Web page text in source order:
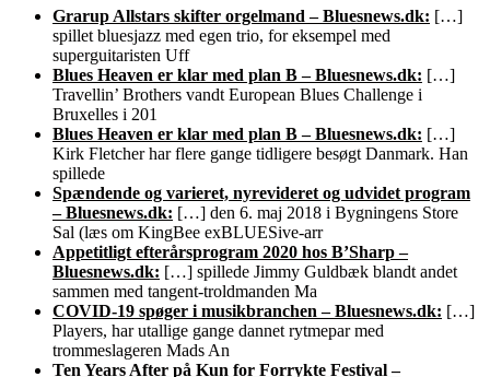
Grarup Allstars skifter orgelmand – Bluesnews.dk: […]
spillet bluesjazz med egen trio, for eksempel med
superguitaristen Uff
Blues Heaven er klar med plan B – Bluesnews.dk: […]
Travellin’ Brothers vandt European Blues Challenge i
Bruxelles i 201
Blues Heaven er klar med plan B – Bluesnews.dk: […]
Kirk Fletcher har flere gange tidligere besøgt Danmark. Han
spillede
Spændende og varieret, nyrevideret og udvidet program
– Bluesnews.dk: […] den 6. maj 2018 i Bygningens Store
Sal (læs om KingBee exBLUESive-arr
Appetitligt efterårsprogram 2020 hos B’Sharp –
Bluesnews.dk: […] spillede Jimmy Guldbæk blandt andet
sammen med tangent-troldmanden Ma
COVID-19 spøger i musikbranchen – Bluesnews.dk: […]
Players, har utallige gange dannet rytmepar med
trommeslageren Mads An
Ten Years After på Kun for Forrykte Festival –